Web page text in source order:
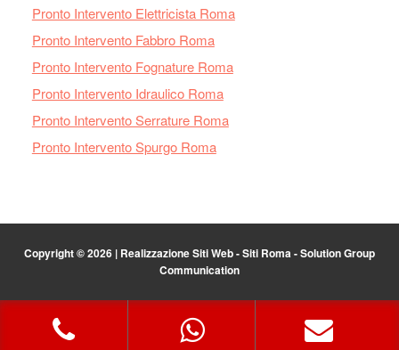
Pronto Intervento Elettricista Roma
Pronto Intervento Fabbro Roma
Pronto Intervento Fognature Roma
Pronto Intervento Idraulico Roma
Pronto Intervento Serrature Roma
Pronto Intervento Spurgo Roma
Copyright © 2026 | Realizzazione Siti Web-Siti Roma-Solution Group
Communication